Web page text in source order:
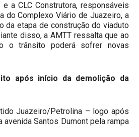
a CLC Construtora, responsáveis
do Complexo Viário de Juazeiro, a
da etapa de construção do viaduto
disso, a AMTT ressalta que ao
o trânsito poderá sofrer novas
após início da demolição da
Juazeiro/Petrolina – logo após
avenida Santos Dumont pela rampa